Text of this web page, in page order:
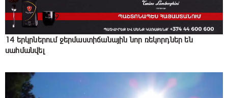
14 երկրներում ջերմաստիճանային նոր ռեկորդներ են
սահմանվել